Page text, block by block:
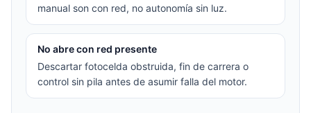
manual son con red, no autonomía sin luz.
No abre con red presente
Descartar fotocelda obstruida, fin de carrera o
control sin pila antes de asumir falla del motor.